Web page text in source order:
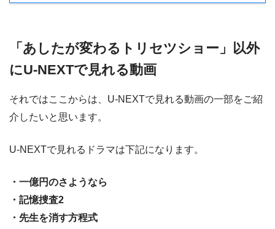
「あしたが変わるトリセツショー」以外
にU-NEXTで見れる動画
それではここからは、U-NEXTで見れる動画の一部をご紹
介したいと思います。
U-NEXTで見れるドラマは下記になります。
・一億円のさようなら
・記憶捜査2
・先生を消す方程式